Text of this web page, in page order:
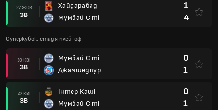
27 ЖОВ
ЗВ
Хайдарабад
Мумбай Сіті
1
4
Суперкубок: стадія плей-оф
30 КВІ
ЗВ
Мумбай Сіті
Джамшедпур
0
1
27 КВІ
ЗВ
Інтер Каші
Мумбай Сіті
0
1